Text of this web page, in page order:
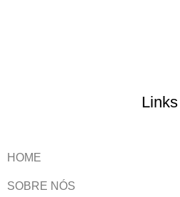
Links
HOME
SOBRE NÓS